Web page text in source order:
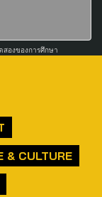
สองของการศึกษา
& CULTURE